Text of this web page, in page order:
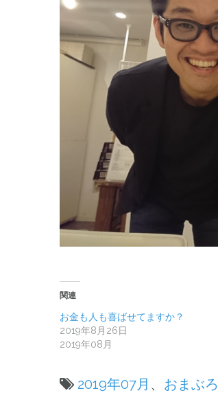
関連
お金も人も喜ばせてますか？
2019年8月26日
2019年08月
2019年07月 、 おまぶろ